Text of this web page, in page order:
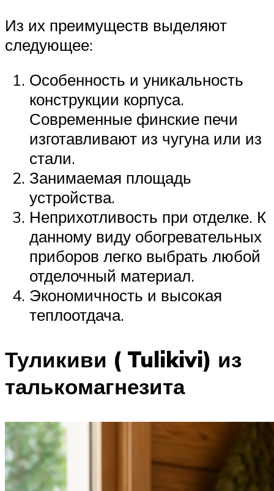
Из их преимуществ выделяют
следующее:
Особенность и уникальность
конструкции корпуса.
Современные финские печи
изготавливают из чугуна или из
стали.
Занимаемая площадь
устройства.
Неприхотливость при отделке. К
данному виду обогревательных
приборов легко выбрать любой
отделочный материал.
Экономичность и высокая
теплоотдача.
Туликиви ( Tulikivi) из
талькомагнезита